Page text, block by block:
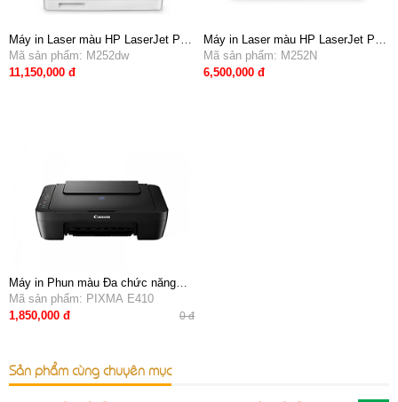
Máy in Laser màu HP LaserJet Pro
200 color Printer M252dw (tự động
in 2 mặt, in wifi A4)
Mã sản phẩm: M252dw
11,150,000 đ
Máy in Laser màu HP LaserJet Pro
200 M252N - Khổ A4, in mạng
Mã sản phẩm: M252N
6,500,000 đ
Máy in Phun màu Đa chức năng
Canon PIXMA E410 (in, quét, sao
chụp)
Mã sản phẩm: PIXMA E410
1,850,000 đ
0 đ
Sản phẩm cùng chuyên mục